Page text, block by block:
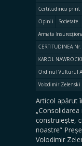
Certitudinea print
Opinii
Societate
Armata
CERTITUDINEA
KAROL NAWROCKI
Ordinul Vulturul
Volodimir Zelenski
Articol apărut
construiește,
noastre”
Volodimir